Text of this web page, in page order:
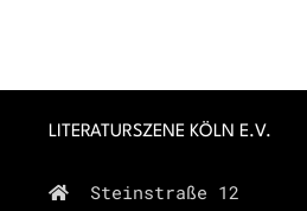
LITERATURSZENE KÖLN E.V.
Steinstraße 12